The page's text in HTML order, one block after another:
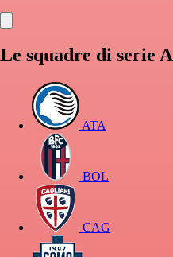
Le squadre di serie A
ATA
BOL
CAG